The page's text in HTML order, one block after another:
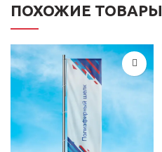
ПОХОЖИЕ ТОВАРЫ